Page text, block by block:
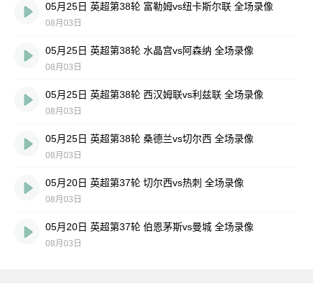
05月25日 英超第38轮 富勒姆vs纽卡斯尔联 全场录像
08月03日
05月25日 英超第38轮 水晶宫vs阿森纳 全场录像
08月03日
05月25日 英超第38轮 西汉姆联vs利兹联 全场录像
08月03日
05月25日 英超第38轮 桑德兰vs切尔西 全场录像
08月03日
05月20日 英超第37轮 切尔西vs热刺 全场录像
08月03日
05月20日 英超第37轮 伯恩茅斯vs曼城 全场录像
08月03日